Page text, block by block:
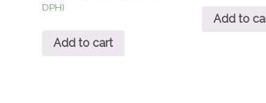
DPH)
Add to cart
Add to